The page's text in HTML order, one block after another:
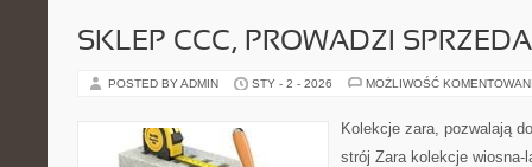
SKLEP CCC, PROWADZI
POSTED BY ADMIN STY - 2 - 2026 MOŻLIWOŚĆ
Kolekcje zara, pozwalają
strój Zara kolekcje